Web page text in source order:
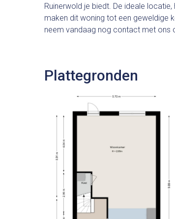
Ruinerwold je biedt. De ideale
maken dit woning tot een geweldige
neem vandaag nog contact met ons
Plattegronden